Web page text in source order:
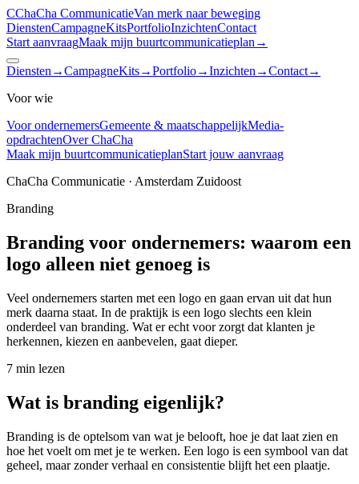
CChaCha CommunicatieVan merk naar beweging
DienstenCampagneKitsPortfolioInzichtenContact
Start aanvraagMaak mijn buurtcommunicatieplan →
Diensten →CampagneKits→Portfolio→Inzichten →Contact→
Voor wie
Voor ondernemersGemeente & maatschappelijkMedia-
opdrachtenOver ChaCha
Maak mijn buurtcommunicatieplanStart jouw aanvraag
ChaCha Communicatie · Amsterdam Zuidoost
Branding
Branding voor ondernemers: waarom een
logo alleen niet genoeg is
Veel ondernemers starten met een logo en gaan ervan uit dat hun
merk daarna staat. In de praktijk is een logo slechts een klein
onderdeel van branding. Wat er echt voor zorgt dat klanten je
herkennen, kiezen en aanbevelen, gaat dieper.
7 min lezen
Wat is branding eigenlijk?
Branding is de optelsom van wat je belooft, hoe je dat laat zien en
hoe het voelt om met je te werken. Een logo is een symbool van dat
geheel, maar zonder verhaal en consistentie blijft het een plaatje.